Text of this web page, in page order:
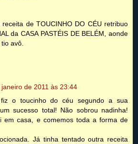
de TOUCINHO DO CÉU retribuo
da CASA PASTÉIS DE BELÉM, aonde
avô.
janeiro de 2011 às 23:44
o toucinho do céu segundo a sua
sucesso total! Não sobrou nadinha!
em casa, e comemos toda a forma de
Já tinha tentado outra receita